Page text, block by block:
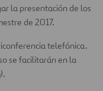
la presentación de los
de 2017.
telefónica.
se facilitarán en la
).